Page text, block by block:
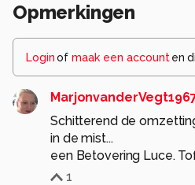
Opmerkingen
Loginof maak een account en
Schitterend de
in de mist...
een Betovering Luce.
1